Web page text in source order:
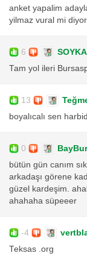
anket yapalim
yilmaz vural mi
6
Tam yol ileri
13
boyalıcalı sen
0
bütün gün canım
arkadaşı görene
güzel kardeşim.
ahahaha süpeeer
-4
Teksas .org